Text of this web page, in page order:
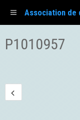
P1010957